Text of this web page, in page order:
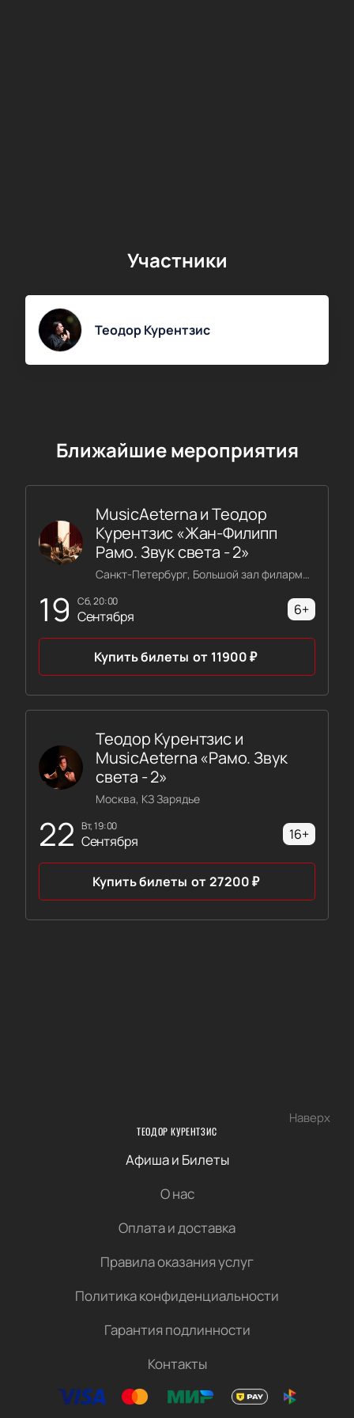
Участники
Теодор Курентзис
Ближайшие мероприятия
19 сб, 20:00
Сентября
MusicAeterna и Теодор
Курентзис «Жан-Филипп
Рамо. Звук света - 2»
Санкт-Петербург, Большой зал филармонии имени Шостаковича
6+
Купить билеты от 11900₽
22 вт, 19:00
Сентября
Теодор Курентзис и
MusicAeterna «Рамо. Звук
света - 2»
Москва, КЗ Зарядье
16+
Купить билеты от 27200₽
Наверх
ТЕОДОР КУРЕНТЗИС
Афиша и Билеты
О нас
Оплата и доставка
Правила оказания услуг
Политика конфиденциальности
Гарантия подлинности
Контакты